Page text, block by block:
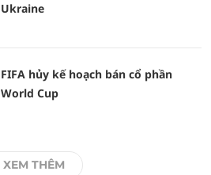
Ukraine
FIFA hủy kế hoạch bán cổ phần
World Cup
XEM THÊM